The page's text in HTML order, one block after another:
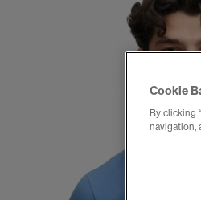
Cookie
By clicking
navigation,